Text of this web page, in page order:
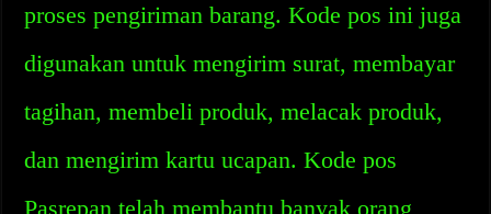
proses pengiriman barang. Kode pos ini juga
digunakan untuk mengirim surat, membayar
tagihan, membeli produk, melacak produk,
dan mengirim kartu ucapan. Kode pos
Pasrepan telah membantu banyak orang